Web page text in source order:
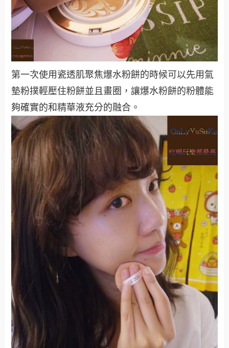
第一次使用瓷透肌聚焦爆水粉餅的時候可以先用氣
墊粉撲輕壓住粉餅並且畫圈，讓爆水粉餅的粉體能
夠確實的和精華液充分的融合 。